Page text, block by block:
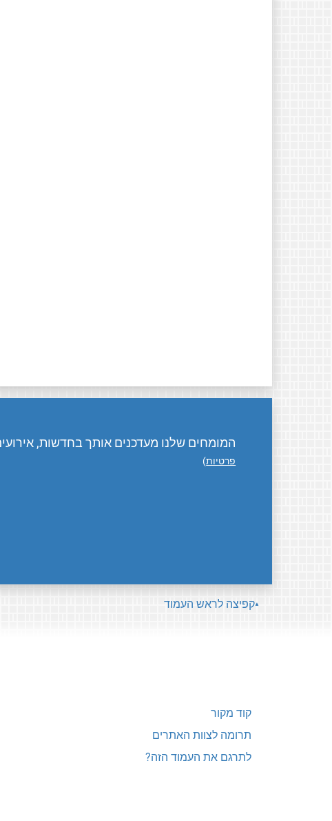
המומחים שלנו מעדכנים אותך בחדשות,
פרטיות)
קפיצה לראש העמוד
קוד מקור
תרומה לצוות האתרים
לתרגם את העמוד הזה?